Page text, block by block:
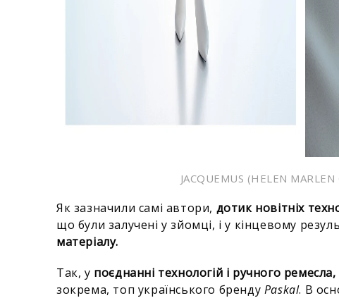
JACQUEMUS (HELEN MARLEN
Як зазначили самі автори, дотик новітніх
що були залучені у зйомці, і у кінцевому
матеріалу.
Так, у поєднанні технологій і ручного ремесла,
зокрема, топ українського бренду Paskal. В